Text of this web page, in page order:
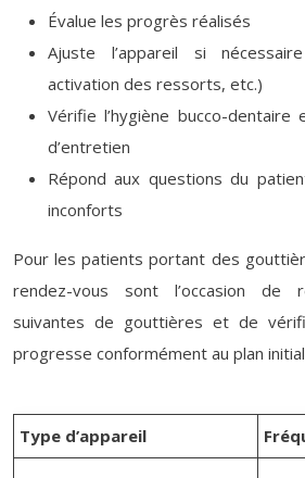
Évalue les progrès réalisés
Ajuste l’appareil si
activation des ressorts, etc.)
Vérifie l’hygiène bucco-
d’entretien
Répond aux questions du
inconforts
Pour les patients portant des
rendez-vous sont l’occasion de
suivantes de gouttières et de
progresse conformément au plan
Type d’appareil